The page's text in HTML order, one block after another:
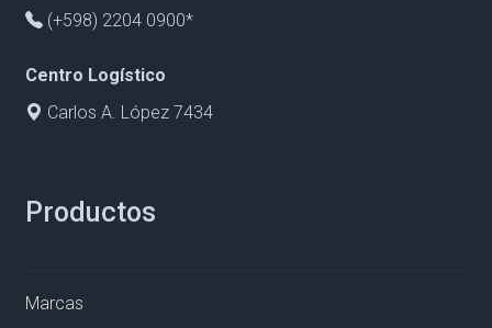
(+598) 2204 0900*
Centro Logístico
Carlos A. López 7434
Productos
Marcas